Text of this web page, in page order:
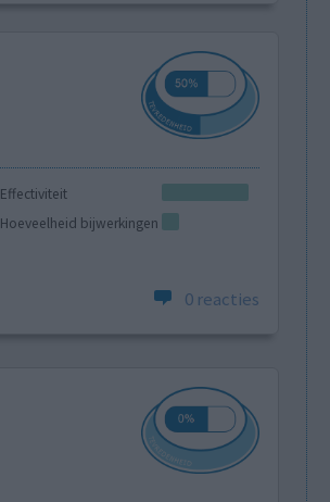
Effectiviteit
Hoeveelheid bijwerkingen
0 reacties